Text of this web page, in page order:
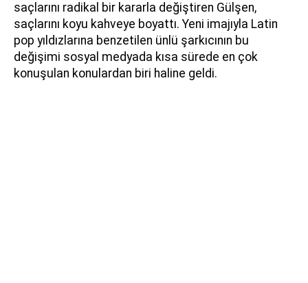
saçlarını radikal bir kararla değiştiren Gülşen,
saçlarını koyu kahveye boyattı. Yeni imajıyla Latin
pop yıldızlarına benzetilen ünlü şarkıcının bu
değişimi sosyal medyada kısa sürede en çok
konuşulan konulardan biri haline geldi.